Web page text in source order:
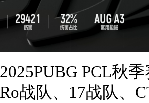
PCL秋
战队、17战队、